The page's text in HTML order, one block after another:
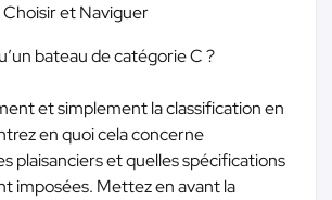
et Naviguer
bateau de catégorie C ?
et simplement la classification en
en quoi cela concerne
plaisanciers et quelles spécifications
imposées. Mettez en avant la